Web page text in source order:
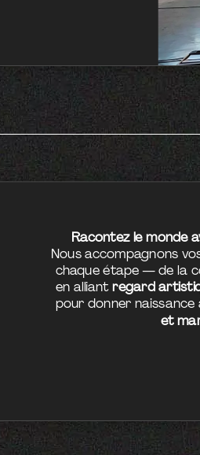
Racontez le monde
Nous accompagnons
chaque étape — de la
en alliantregard
pour donner
et